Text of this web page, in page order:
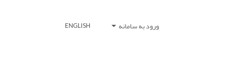
ورود به سامانه ENGLISH